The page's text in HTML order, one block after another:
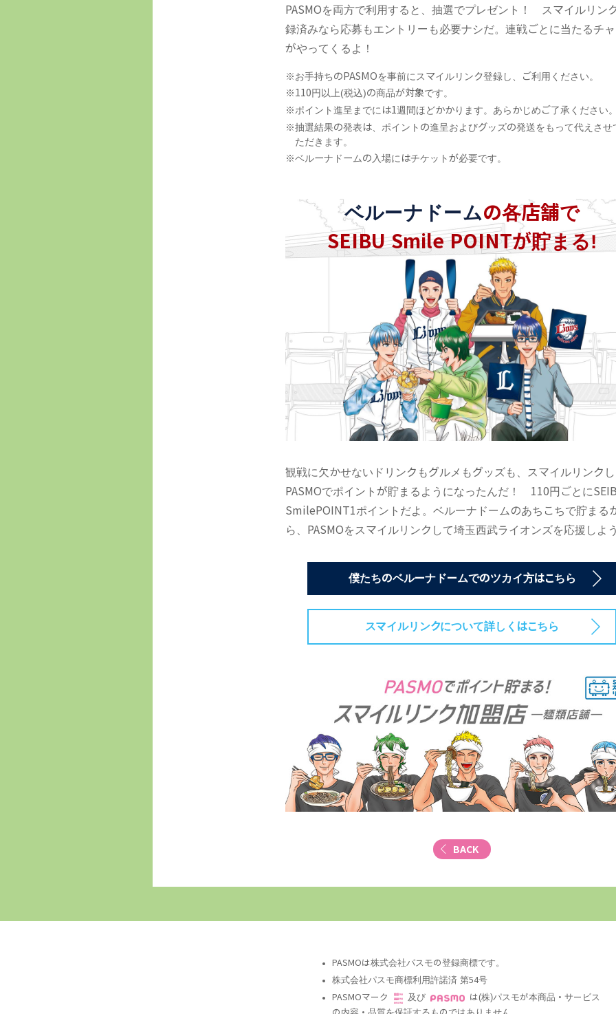
PASMOを両方で利用すると、抽選でプレゼント！ スマイルリン
録済みなら応募もエントリーも必要ナシだ。連戦ごとに当たるチ
がやってくるよ！
お手持ちのPASMOを事前にスマイルリンク登録し、ご利用ください。
110円以上(税込)の商品が対象です。
ポイント進呈までには1週間ほどかかります。あらかじめご了承ください
抽選結果の発表は、ポイントの進呈およびグッズの発送をもって代えさせ
ただきます。
ベルーナドームの入場にはチケットが必要です。
ベルーナドームの各店舗で
SEIBU Smile POINTが貯まる!
観戦に欠かせないドリンクもグルメもグッズも、スマイルリンク
PASMOでポイントが貯まるようになったんだ！ 110円ごとに
SmilePOINT1ポイントだよ。ベルーナドームのあちこちで貯まる
ら、PASMOをスマイルリンクして埼玉西武ライオンズを応援しよ
僕たちのベルーナドームでのツカイ方はこちら
スマイルリンクについて詳しくはこちら
BACK
PASMOは株式会社パスモの登録商標です。
株式会社パスモ商標利用許諾済 第54号
PASMOマーク
及び
は(株)パスモが本商品・サービス